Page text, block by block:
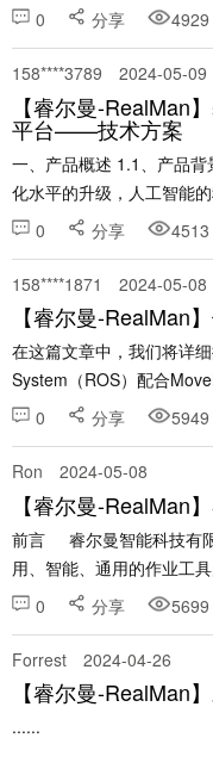
灵活的、性价比的饮品供
0 分享 4929
158****3789 2024-05-09
【睿尔曼-RealMan
平台——技术方案
一、产品概述 1.1、产品
化水平的升级，人工智能
业的深度融合已成为促进
0 分享 4513
158****1871 2024-05-08
【睿尔曼-RealMan
在这篇文章中，我们将详
System（ROS）配合
臂技术在工业自动化、医
0 分享 5949
Ron 2024-05-08
【睿尔曼-RealMan
前言 睿尔曼智能科技有
用、智能、通用的作业工
发了一套 AI 机械臂软件，
0 分享 5699
Forrest 2024-04-26
【睿尔曼-RealMan
......